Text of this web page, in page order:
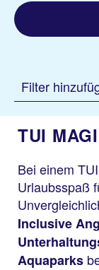
Filter
TUI
Bei einem
Urlaubsspaß
Inclusive
Aquaparks